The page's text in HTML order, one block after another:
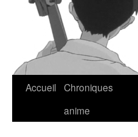
Accueil Chroniques
anime